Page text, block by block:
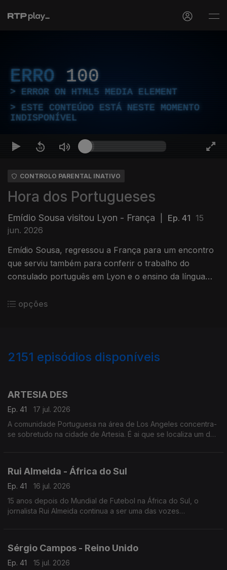
ERRO 100
ERROR ON HTML5 MEDIA ELEMENT
ESTE CONTEÚDO ESTÁ NESTE MOMENTO
INDISPONÍVEL
CONTROLO PARENTAL INATIVO
Hora dos Portugueses
Emídio Sousa visitou Lyon - França Ep. 41 15
jun. 2026
Emídio Sousa, regressou a França para um encontro
que serviu também para conferir o trabalho do
consulado português em Lyon e o ensino da língua
opções
2151 episódios disponíveis
ARTESIA DES
Ep. 41
17 jul. 2026
A comunidade Portuguesa na área de Los Angeles concentra-
se sobretudo na cidade de Artesia. É ai que se localiza um dos
Rui Almeida - África do Sul
Ep. 41
16 jul. 2026
15 anos depois do Mundial de Futebol na África do Sul, o
jornalista Rui Almeida continua a ser uma das vozes
Sérgio Campos - Reino Unido
Ep. 41
15 jul. 2026